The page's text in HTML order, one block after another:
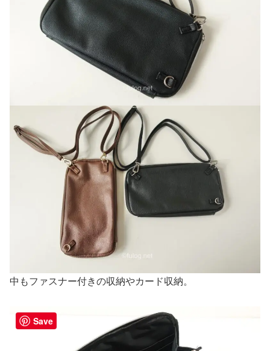
中もファスナー付きの収納やカード収納。
Save